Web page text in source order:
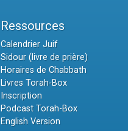
Ressources
Calendrier Juif
Sidour (livre de prière)
Horaires de Chabbath
Livres Torah-Box
Inscription
Podcast Torah-Box
English Version